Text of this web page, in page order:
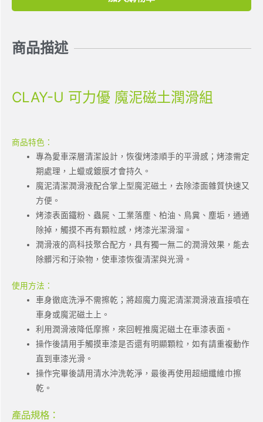
商品描述
CLAY-U 可力優 魔泥磁土潤滑組
商品特色：
專為愛車深層清潔設計，恢復烤漆順手的平滑感；烤漆需定
期處理，上蠟或鍍膜才會持久。
魔泥清潔潤滑液配合掌上型魔泥磁土，去除漆面雜質快速又
方便。
烤漆表面鐵粉、蟲屍、工業落塵、柏油、鳥糞、塵垢，通通
除掉，觸摸不再有顆粒感，烤漆光潔滑溜。
潤滑液的高科技聚合配方，具有獨一無二的潤滑效果，能去
除髒污和汙染物，使車漆恢復清潔與光滑。
使用方法：
車身徹底洗淨不需擦乾；將超魔力魔泥清潔潤滑液直接噴在
車身或魔泥磁土上。
利用潤滑液降低摩擦，來回輕推魔泥磁土在車漆表面。
操作後請用手觸摸車漆是否還有明顯顆粒，如有請重複動作
直到車漆光滑。
操作完畢後請用清水沖洗乾淨，最後再使用超細纖維巾擦
乾。
產品規格：